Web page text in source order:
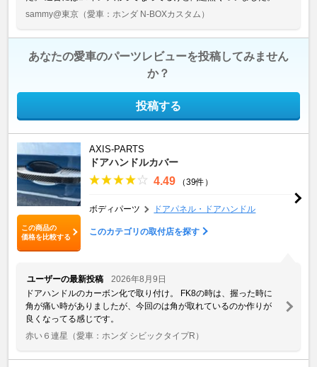
sammy@東京 （愛車：ホンダ N-BOXカスタム）
あなたの愛車のパーツレビューを投稿してみません
か？
投稿する
この商品の
価格を比較する
AXIS-PARTS
ドアハンドルカバー
4.49 （39件）
ボディパーツ ドアパネル・ドアハンドル
このカテゴリの取付店を探す
ユーザーの最新投稿
2026年8月9日
ドアハンドルのカーボン化で取り付け。 FK8の時は、握った時に
角が痛い時がありましたが、今回のは角が取れているのか作りが
良くなってる感じです。
赤い６連星 （愛車：ホンダ シビックタイプR）